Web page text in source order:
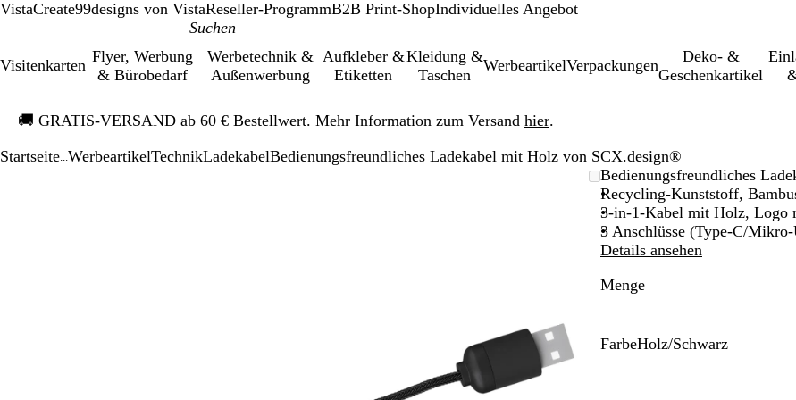
VistaCreate99designs von VistaReseller-ProgrammB2B Print-ShopIndividuelles Angebot
Visitenkarten
Flyer, Werbung
& Bürobedarf
Werbetechnik &
Außenwerbung
Aufkleber &
Etiketten
Kleidung &
Taschen
WerbeartikelVerpackungen
Deko- &
Geschenkartikel
🚚 GRATIS-VERSAND ab 60 € Bestellwert. Mehr Information zum Versand hier.
1
Startseite WerbeartikelTechnikLadekabelBedienungsfreundliches Ladekabel mit Holz von SCX.design®
Bedienungsfreundliches
Recycling-Kunststoff,
3-in-1-Kabel mit Holz, Logo
3 Anschlüsse (Type-C/
Details ansehen
Menge
FarbeHolz/Schwarz